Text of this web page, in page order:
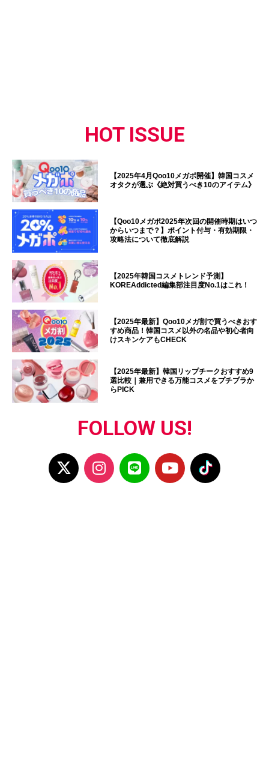
HOT ISSUE
【2025年4月Qoo10メガポ開催】韓国コスメ
オタクが選ぶ《絶対買うべき10のアイテム》
【Qoo10メガポ2025年次回の開催時期はいつ
からいつまで？】ポイント付与・有効期限・
攻略法について徹底解説
【2025年韓国コスメトレンド予測】
KOREAddicted編集部注目度No.1はこれ！
【2025年最新】Qoo10メガ割で買うべきおす
すめ商品！韓国コスメ以外の名品や初心者向
けスキンケアもCHECK
【2025年最新】韓国リップチークおすすめ9
選比較｜兼用できる万能コスメをプチプラか
らPICK
FOLLOW US!